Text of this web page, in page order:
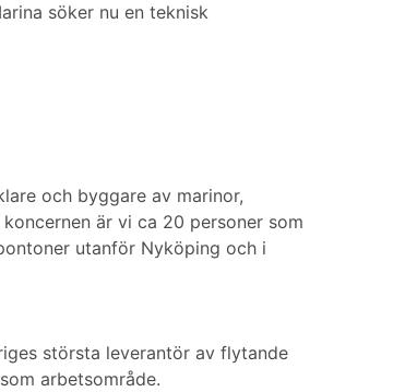
söker nu en teknisk
och byggare av marinor,
är vi ca 20 personer som
utanför Nyköping och i
största leverantör av flytande
arbetsområde.